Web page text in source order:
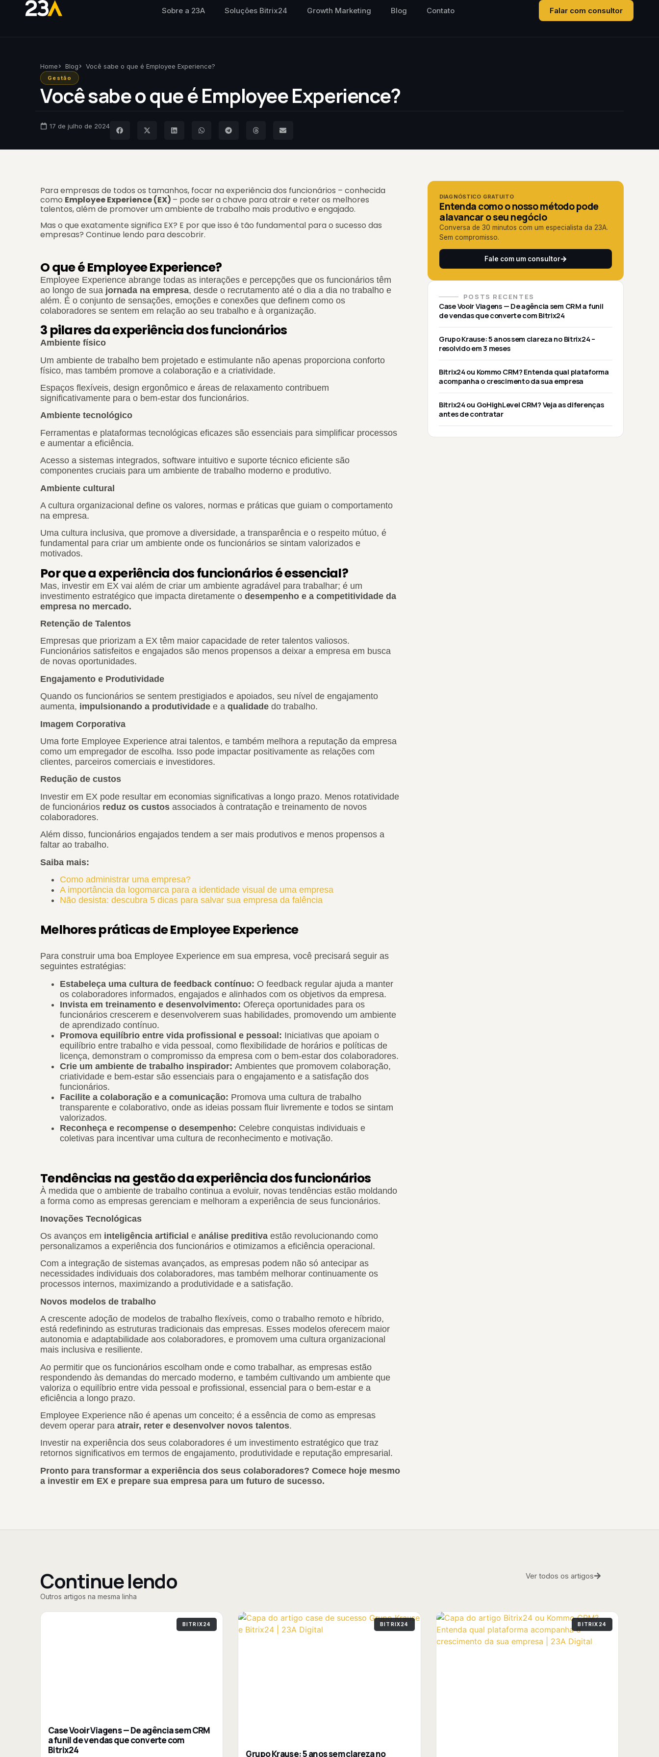
Sobre a 23A Soluções Bitrix24 Growth Marketing Blog Contato Falar com consultor
Home Blog Você sabe o que é Employee Experience?
Gestão
Você sabe o que é Employee Experience?
17 de julho de 2024
Para empresas de todos os tamanhos, focar na experiência dos funcionários – conhecida
como Employee Experience (EX) – pode ser a chave para atrair e reter os melhores
talentos, além de promover um ambiente de trabalho mais produtivo e engajado.
Mas o que exatamente significa EX? E por que isso é tão fundamental para o sucesso das
empresas? Continue lendo para descobrir.
O que é Employee Experience?
Employee Experience abrange todas as interações e percepções que os funcionários têm
ao longo de sua jornada na empresa, desde o recrutamento até o dia a dia no trabalho e
além. É o conjunto de sensações, emoções e conexões que definem como os
colaboradores se sentem em relação ao seu trabalho e à organização.
3 pilares da experiência dos funcionários
Ambiente físico
Um ambiente de trabalho bem projetado e estimulante não apenas proporciona conforto
físico, mas também promove a colaboração e a criatividade.
Espaços flexíveis, design ergonômico e áreas de relaxamento contribuem
significativamente para o bem-estar dos funcionários.
Ambiente tecnológico
Ferramentas e plataformas tecnológicas eficazes são essenciais para simplificar processos
e aumentar a eficiência.
Acesso a sistemas integrados, software intuitivo e suporte técnico eficiente são
componentes cruciais para um ambiente de trabalho moderno e produtivo.
Ambiente cultural
A cultura organizacional define os valores, normas e práticas que guiam o comportamento
na empresa.
Uma cultura inclusiva, que promove a diversidade, a transparência e o respeito mútuo, é
fundamental para criar um ambiente onde os funcionários se sintam valorizados e
motivados.
Por que a experiência dos funcionários é essencial?
Mas, investir em EX vai além de criar um ambiente agradável para trabalhar; é um
investimento estratégico que impacta diretamente o desempenho e a competitividade da
empresa no mercado.
Retenção de Talentos
Empresas que priorizam a EX têm maior capacidade de reter talentos valiosos.
Funcionários satisfeitos e engajados são menos propensos a deixar a empresa em busca
de novas oportunidades.
Engajamento e Produtividade
Quando os funcionários se sentem prestigiados e apoiados, seu nível de engajamento
aumenta, impulsionando a produtividade e a qualidade do trabalho.
Imagem Corporativa
Uma forte Employee Experience atrai talentos, e também melhora a reputação da empresa
como um empregador de escolha. Isso pode impactar positivamente as relações com
clientes, parceiros comerciais e investidores.
Redução de custos
Investir em EX pode resultar em economias significativas a longo prazo. Menos rotatividade
de funcionários reduz os custos associados à contratação e treinamento de novos
colaboradores.
Além disso, funcionários engajados tendem a ser mais produtivos e menos propensos a
faltar ao trabalho.
Saiba mais:
Como administrar uma empresa?
A importância da logomarca para a identidade visual de uma empresa
Não desista: descubra 5 dicas para salvar sua empresa da falência
Melhores práticas de Employee Experience
Para construir uma boa Employee Experience em sua empresa, você precisará seguir as
seguintes estratégias:
Estabeleça uma cultura de feedback contínuo: O feedback regular ajuda a manter
os colaboradores informados, engajados e alinhados com os objetivos da empresa.
Invista em treinamento e desenvolvimento: Ofereça oportunidades para os
funcionários crescerem e desenvolverem suas habilidades, promovendo um ambiente
de aprendizado contínuo.
Promova equilíbrio entre vida profissional e pessoal: Iniciativas que apoiam o
equilíbrio entre trabalho e vida pessoal, como flexibilidade de horários e políticas de
licença, demonstram o compromisso da empresa com o bem-estar dos colaboradores.
Crie um ambiente de trabalho inspirador: Ambientes que promovem colaboração,
criatividade e bem-estar são essenciais para o engajamento e a satisfação dos
funcionários.
Facilite a colaboração e a comunicação: Promova uma cultura de trabalho
transparente e colaborativo, onde as ideias possam fluir livremente e todos se sintam
valorizados.
Reconheça e recompense o desempenho: Celebre conquistas individuais e
coletivas para incentivar uma cultura de reconhecimento e motivação.
Tendências na gestão da experiência dos funcionários
À medida que o ambiente de trabalho continua a evoluir, novas tendências estão moldando
a forma como as empresas gerenciam e melhoram a experiência de seus funcionários.
Inovações Tecnológicas
Os avanços em inteligência artificial e análise preditiva estão revolucionando como
personalizamos a experiência dos funcionários e otimizamos a eficiência operacional.
Com a integração de sistemas avançados, as empresas podem não só antecipar as
necessidades individuais dos colaboradores, mas também melhorar continuamente os
processos internos, maximizando a produtividade e a satisfação.
Novos modelos de trabalho
A crescente adoção de modelos de trabalho flexíveis, como o trabalho remoto e híbrido,
está redefinindo as estruturas tradicionais das empresas. Esses modelos oferecem maior
autonomia e adaptabilidade aos colaboradores, e promovem uma cultura organizacional
mais inclusiva e resiliente.
Ao permitir que os funcionários escolham onde e como trabalhar, as empresas estão
respondendo às demandas do mercado moderno, e também cultivando um ambiente que
valoriza o equilíbrio entre vida pessoal e profissional, essencial para o bem-estar e a
eficiência a longo prazo.
Employee Experience não é apenas um conceito; é a essência de como as empresas
devem operar para atrair, reter e desenvolver novos talentos.
Investir na experiência dos seus colaboradores é um investimento estratégico que traz
retornos significativos em termos de engajamento, produtividade e reputação empresarial.
Pronto para transformar a experiência dos seus colaboradores? Comece hoje mesmo
a investir em EX e prepare sua empresa para um futuro de sucesso.
DIAGNÓSTICO GRATUITO
Entenda como o nosso método pode
alavancar o seu negócio
Conversa de 30 minutos com um especialista da 23A.
Sem compromisso.
Fale com um consultor
POSTS RECENTES
Case Vooir Viagens — De agência sem CRM a funil
de vendas que converte com Bitrix24
Grupo Krause: 5 anos sem clareza no Bitrix24 –
resolvido em 3 meses
Bitrix24 ou Kommo CRM? Entenda qual plataforma
acompanha o crescimento da sua empresa
Bitrix24 ou GoHighLevel CRM? Veja as diferenças
antes de contratar
Continue lendo
Outros artigos na mesma linha
Ver todos os artigos
BITRIX24
Case Vooir Viagens — De agência sem CRM
a funil de vendas que converte com
Bitrix24
BITRIX24
Grupo Krause: 5 anos sem clareza no
BITRIX24